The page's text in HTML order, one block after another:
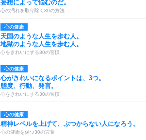
妄想によって悩むのだ。
心の汚れを取り除く30の方法
心の健康
天国のような人生を歩む人。
地獄のような人生を歩む人。
心をきれいにする30の習慣
心の健康
心がきれいになるポイントは、3つ。
態度、行動、発言。
心をきれいにする30の習慣
心の健康
精神レベルを上げて、ぶつからない人になろう。
心の健康を保つ30の言葉